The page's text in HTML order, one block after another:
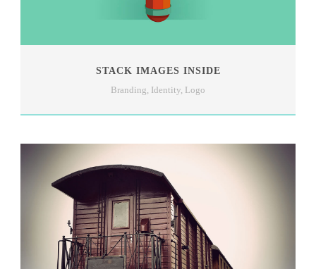
STACK IMAGES INSIDE
Branding Identity Logo